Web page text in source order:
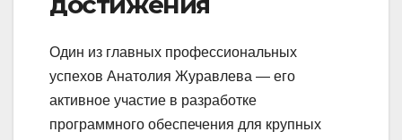
Один из главных профессиональных
успехов Анатолия Журавлева — его
активное участие в разработке
программного обеспечения для крупных